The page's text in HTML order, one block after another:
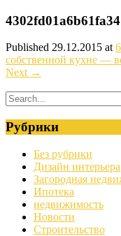
Published 29.12.2015 at
собственной кухне —
Next →
Рубрики
Без рубрики
Дизайн интерьера
Загородная
Ипотека
недвижимость
Новости
Строительство